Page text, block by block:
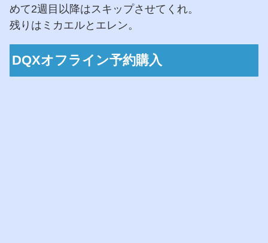
めて2週目以降はスキップさせてくれ。
残りはミカエルとエレン。
DQXオフライン予約購入